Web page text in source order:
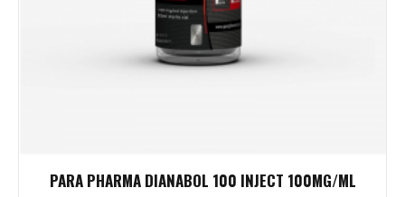
PARA PHARMA DIANABOL 100 INJECT 100MG/ML